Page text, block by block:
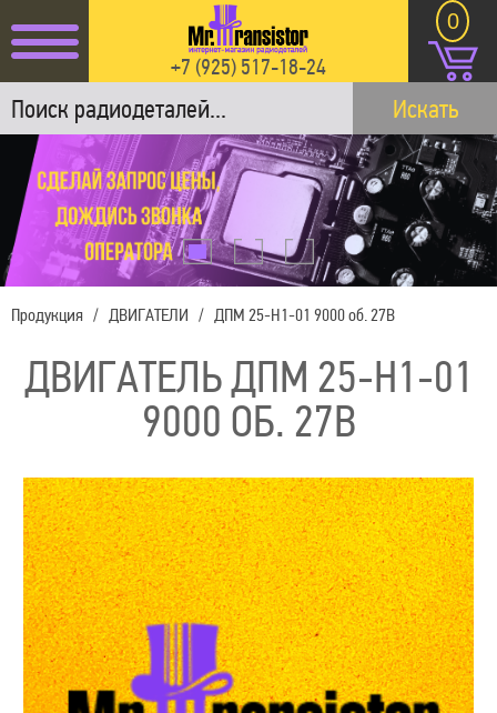
СИЛОВЫЕ ДИОДЫ И
ТИРИСТОРЫ
СТАБИЛИТРОНЫ
ТИРИСТОРЫ
ТРАНЗИСТОРЫ
ФОТОРЕЗИСТОРЫ,
ФОТОДИОДЫ И
КОНДЕНСАТОРЫ
ТРАНСФОРМАТОРЫ
ОПТОВЫМ КЛИЕНТАМ
+7 (925) 517-18-24
0
Искать
Продукция / ДВИГАТЕЛИ / ДПМ 25-Н1-01 9000 об. 27В
ДВИГАТЕЛЬ ДПМ 25-Н1-01
9000 ОБ. 27В